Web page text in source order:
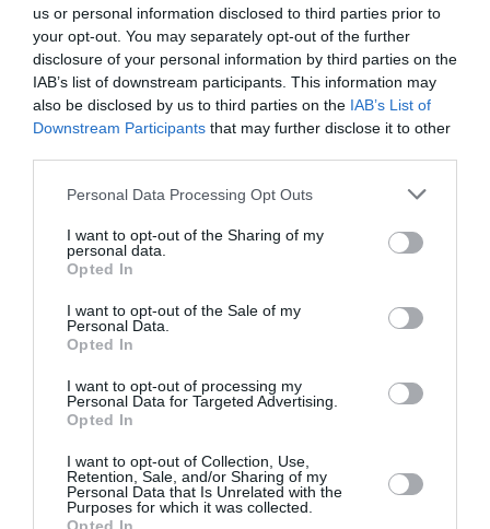
us or personal information disclosed to third parties prior to
your opt-out. You may separately opt-out of the further
disclosure of your personal information by third parties on the
IAB’s list of downstream participants. This information may
also be disclosed by us to third parties on the IAB’s List of
Downstream Participants that may further disclose it to other
Personal Data Processing Opt Outs
I want to opt-out of the Sharing of my
personal data.
Opted In
I want to opt-out of the Sale of my
Personal Data.
Opted In
I want to opt-out of processing my
Personal Data for Targeted Advertising.
Opted In
I want to opt-out of Collection, Use,
Retention, Sale, and/or Sharing of my
Personal Data that Is Unrelated with the
Purposes for which it was collected.
Je vous remercie pour
avoir pris le temps (…)
pour argumenter dans
le détail une réaction
que je partage !
Freda
13 juillet
45 min
commenter avec des
Pilote, que je partage
également (!)